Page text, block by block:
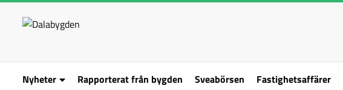
Nyheter Rapporterat från bygden Sveabörsen Fastighetsaffärer